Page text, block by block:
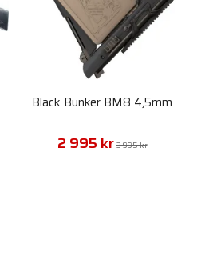
Black Bunker BM8 4,5mm
2 995 kr 3 995 kr